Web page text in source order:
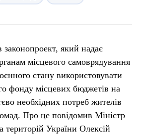
законопроект, який надає
місцевого самоврядування
стану використовувати
фонду місцевих бюджетів на
необхідних потреб жителів
Про це повідомив Міністр
територій України Олексій